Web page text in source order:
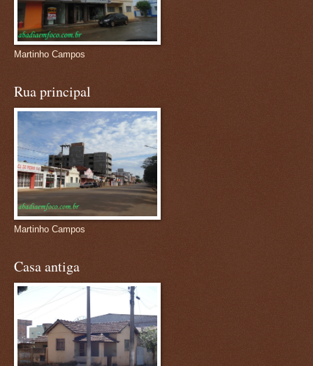
Martinho Campos
Rua principal
Martinho Campos
Casa antiga